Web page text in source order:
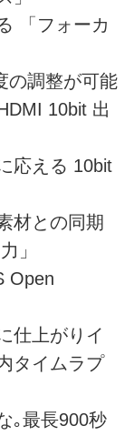
「フォーカ
の調整が可能
10bit 出
応える 10bit
材との同期
」
Open
仕上がりイ
タイムラプ
｡最長900秒